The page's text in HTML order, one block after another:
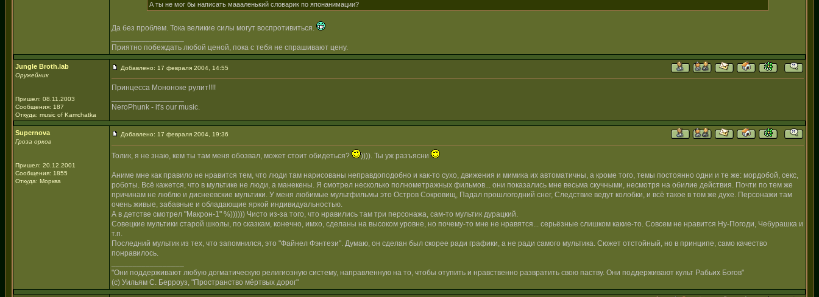
А ты не мог бы написать маааленький словарик по японанимации?
Да без проблем. Тока великие силы могут воспротивиться.
Приятно побеждать любой ценой, пока с тебя не спрашивают цену.
Jungle Broth.lab
Оружейник
Пришел: 08.11.2003
Сообщения: 187
Откуда: music of Kamchatka
Добавлено: 17 февраля 2004, 14:55
Принцесса Мононоке рулит!!!!
NeroPhunk - it's our music.
Supernova
Гроза орков
Пришел: 20.12.2001
Сообщения: 1855
Откуда: Морква
Добавлено: 17 февраля 2004, 19:36
Толик, я не знаю, кем ты там меня обозвал, может стоит обидеться? )))). Ты уж разъясни
Аниме мне как правило не нравится тем, что люди там нарисованы неправдоподобно и как-то сухо, движения и мимика их автоматичны, а кроме того, темы постоянно одни и те же: мордобой, секс,
роботы. Всё кажется, что в мультике не люди, а манекены. Я смотрел несколько полнометражных фильмов... они показались мне весьма скучными, несмотря на обилие действия. Почти по тем же
причинам не люблю и диснеевские мультики. У меня любимые мультфильмы это Остров Сокровищ, Падал прошлогодний снег, Следствие ведут колобки, и всё такое в том же духе. Персонажи там
очень живые, забавные и обладающие яркой индивидуальностью.
А в детстве смотрел "Макрон-1" %)))))) Чисто из-за того, что нравились там три персонажа, сам-то мультик дурацкий.
Совецкие мультики старой школы, по сказкам, конечно, имхо, сделаны на высоком уровне, но почему-то мне не нравятся... серьёзные слишком какие-то. Совсем не нравится Ну-Погоди, Чебурашка и
т.п.
Последний мультик из тех, что запомнился, это "Файнел Фэнтези". Думаю, он сделан был скорее ради графики, а не ради самого мультика. Сюжет отстойный, но в принципе, само качество
понравилось.
"Они поддерживают любую догматическую религиозную систему, направленную на то, чтобы отупить и нравственно развратить свою паству. Они поддерживают культ Рабьих Богов"
(с) Уильям С. Берроуз, "Пространство мёртвых дорог"